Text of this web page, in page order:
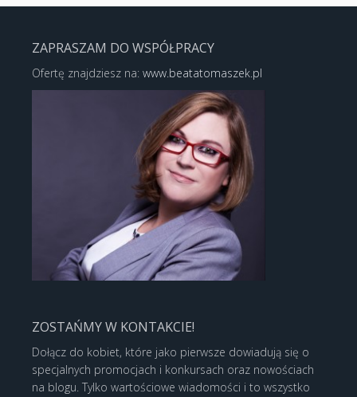
ZAPRASZAM DO WSPÓŁPRACY
Ofertę znajdziesz na: www.beatatomaszek.pl
ZOSTAŃMY W KONTAKCIE!
Dołącz do kobiet, które jako pierwsze dowiadują się o
specjalnych promocjach i konkursach oraz nowościach
na blogu. Tylko wartościowe wiadomości i to wszystko